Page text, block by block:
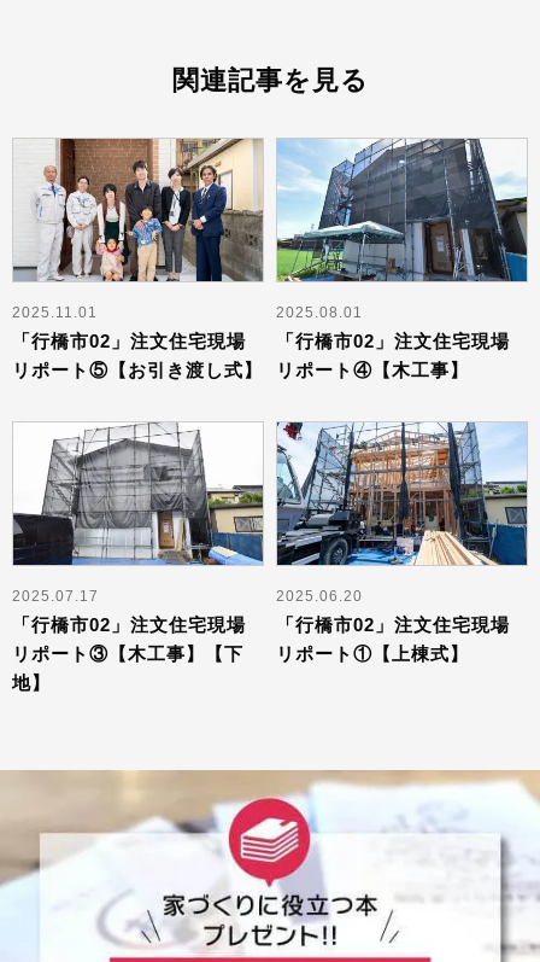
関連記事を見る
2025.11.01
「行橋市02」注文住宅現場
リポート⑤【お引き渡し式】
2025.08.01
「行橋市02」注文住宅現場
リポート④【木工事】
2025.07.17
「行橋市02」注文住宅現場
リポート③【木工事】【下
地】
2025.06.20
「行橋市02」注文住宅現場
リポート①【上棟式】